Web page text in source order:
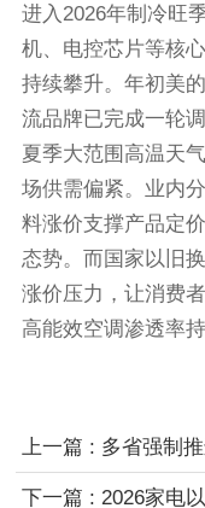
进入2026年制冷旺
机、电控芯片等核
持续攀升。年初美
流品牌已完成一轮
夏季大范围高温天
场供需偏紧。业内
料涨价支撑产品定
态势。而国家以旧
涨价压力，让消费
高能效空调渗透率持
上一篇 : 多省强制
入量化时代
下一篇 : 2026家电